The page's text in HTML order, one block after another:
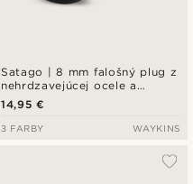
Satago | 8 mm falošný plug z
nehrdzavejúcej ocele a
tmavého dubového dreva
14,95 €
3 FARBY WAYKINS